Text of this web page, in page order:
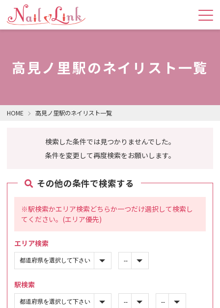
高見ノ里駅のネイリスト一覧
HOME 高見ノ里駅のネイリスト一覧
検索した条件では見つかりませんでした。
条件を変更して再度検索をお願いします。
その他の条件で検索する
※駅検索かエリア検索どちらか一つだけ選択して検索し
てください。(エリア優先)
エリア検索
駅検索